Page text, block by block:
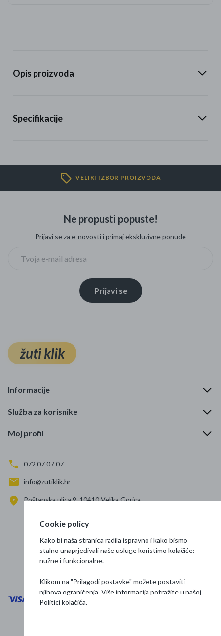
Opis proizvoda
Specifikacije
VELIKI IZBOR PROIZVODA
Ne propusti popuste!
Prijavi se za e-novosti i primaj ekskluzivne ponude
Prijavi se
žuti klik
Informacije
Služba za korisnike
Moj profil
072 07 07 07
info@zutiklik.hr
Poštanska ulica 9, 10410 Velika Gorica
Prati nas
Cookie policy
Kako bi naša stranica radila ispravno i kako bismo
stalno unaprjeđivali naše usluge koristimo kolačiće:
nužne i funkcionalne.
Klikom na "Prilagodi postavke" možete postaviti
njihova ograničenja. Više informacija potražite u našoj
Politici kolačića.